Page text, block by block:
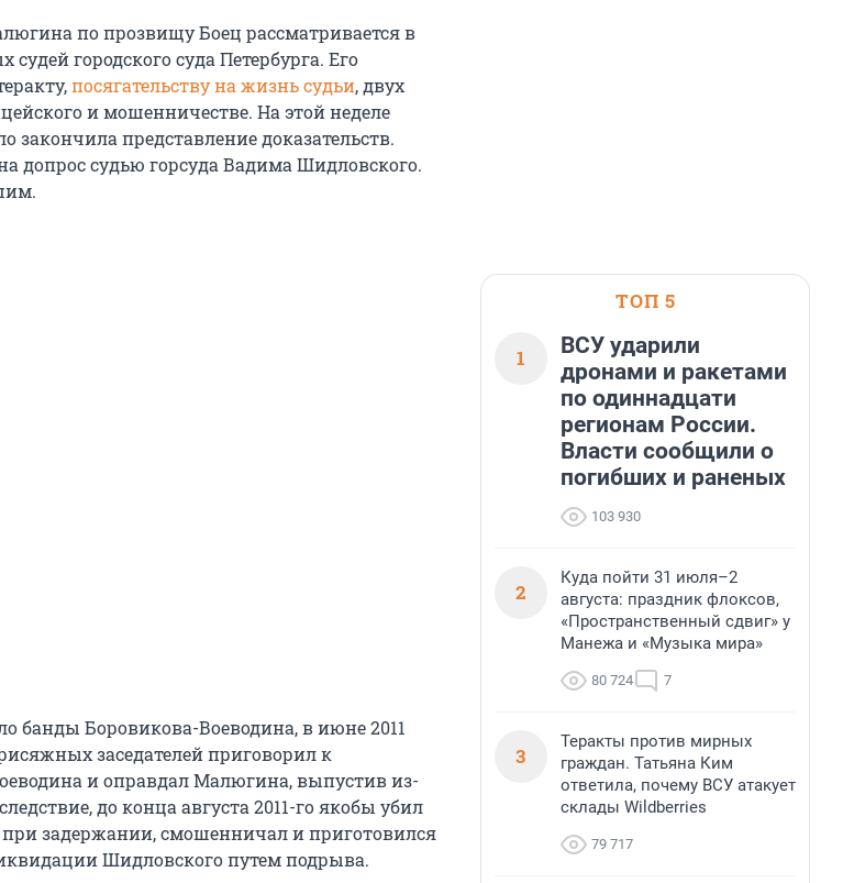
по прозвищу Боец рассматривается в
судей городского суда Петербурга. Его
посягательству на жизнь судьи, двух
и мошенничестве. На этой неделе
закончила представление доказательств.
допрос судью горсуда Вадима Шидловского.
банды Боровикова-Воеводина, в июне 2011
заседателей приговорил к
и оправдал Малюгина, выпустив из-
до конца августа 2011-го якобы убил
задержании, смошенничал и приготовился
Шидловского путем подрыва.
ТОП 5
1
ВСУ ударили
дронами и ракетами
по одиннадцати
регионам России.
Власти сообщили о
погибших и раненых
103 930
2
Куда пойти 31 июля–2
августа: праздник флоксов,
«Пространственный сдвиг» у
Манежа и «Музыка мира»
80 724 7
3
Теракты против мирных
граждан. Татьяна Ким
ответила, почему ВСУ атакует
склады Wildberries
79 717